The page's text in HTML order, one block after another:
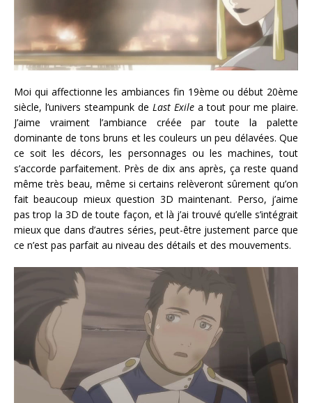
Moi qui affectionne les ambiances fin 19ème ou début 20ème
siècle, l’univers steampunk de Last Exile a tout pour me plaire.
J’aime vraiment l’ambiance créée par toute la palette
dominante de tons bruns et les couleurs un peu délavées. Que
ce soit les décors, les personnages ou les machines, tout
s’accorde parfaitement. Près de dix ans après, ça reste quand
même très beau, même si certains relèveront sûrement qu’on
fait beaucoup mieux question 3D maintenant. Perso, j’aime
pas trop la 3D de toute façon, et là j’ai trouvé qu’elle s’intégrait
mieux que dans d’autres séries, peut-être justement parce que
ce n’est pas parfait au niveau des détails et des mouvements.